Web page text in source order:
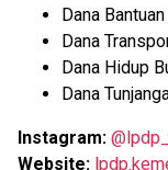
Dana
Dana
Dana Hidup
Dana
Instagram:
Website: